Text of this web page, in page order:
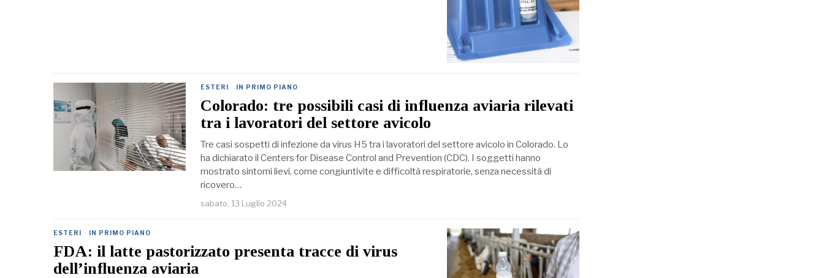
ESTERI · IN PRIMO PIANO
Colorado: tre possibili casi di influenza aviaria rilevati
tra i lavoratori del settore avicolo
Tre casi sospetti di infezione da virus H5 tra i lavoratori del settore avicolo in Colorado. Lo
ha dichiarato il Centers for Disease Control and Prevention (CDC). I soggetti hanno
mostrato sintomi lievi, come congiuntivite e difficoltà respiratorie, senza necessità di
ricovero…
sabato, 13 Luglio 2024
ESTERI · IN PRIMO PIANO
FDA: il latte pastorizzato presenta tracce di virus
dell’influenza aviaria